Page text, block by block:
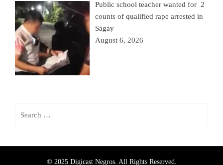
Public school teacher wanted for 2
counts of qualified rape arrested in
Sagay
August 6, 2026
© 2025 Digicast Negros. All Rights Reserved.